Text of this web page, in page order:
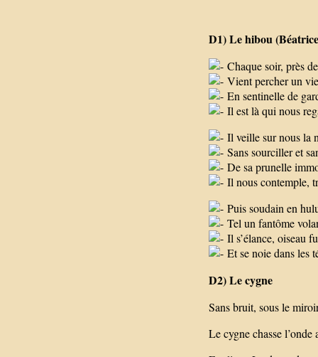
D1) Le hibou
Chaque soir, près
Vient percher un
En sentinelle de
Il est là qui nous
Il veille sur nous la
Sans sourciller et
De sa prunelle
Il nous contemple,
Puis soudain en
Tel un fantôme
Il s’élance, oiseau
Et se noie dans les
D2) Le cygne
Sans bruit, sous le
Le cygne chasse l’onde